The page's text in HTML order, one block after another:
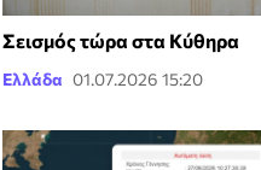
Σεισμός τώρα στα Κύθηρα
Ελλάδα 01.07.2026 15:20